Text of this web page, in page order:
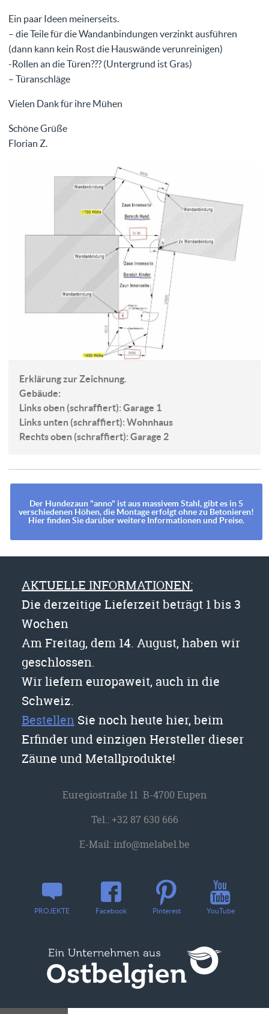
Ein paar Ideen meinerseits.
– die Teile für die Wandanbindungen verzinkt ausführen
(dann kann kein Rost die Hauswände verunreinigen)
-Rollen an die Türen??? (Untergrund ist Gras)
– Türanschläge
Vielen Dank für ihre Mühen
Schöne Grüße
Florian Z.
Erklärung zur Zeichnung.
Gebäude:
Links oben (schraffiert): Garage 1
Links unten (schraffiert): Wohnhaus
Rechts oben (schraffiert): Garage 2
Der Hundezaun "anno" ist aus massivem Stahl, gibt es in 5
verschiedenen Höhen, die Montage erfolgt ohne zu Betonieren!
Hier finden Sie darüber weitere Informationen und Preise.
AKTUELLE INFORMATIONEN:
Die derzeitige Lieferzeit beträgt 1 bis 3
Wochen
Am Freitag, dem 14. August, haben wir
geschlossen.
Wir liefern europaweit, auch in die
Schweiz.
Bestellen Sie noch heute hier, beim
Erfinder und einzigen Hersteller dieser
Zäune und Metallprodukte!
Euregiostraße 11 B-4700 Eupen
Tel.:+32 87 630 666
E-Mail:info@melabel.be
PROJEKTE Facebook Pinterest YouTube